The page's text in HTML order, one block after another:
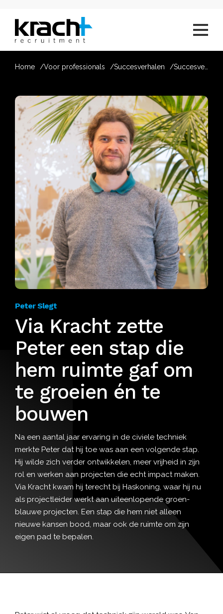
Home Voor professionals Succesverhalen
Peter Slegt
Via Kracht zette
Peter een stap die
hem ruimte gaf om
te groeien én te
bouwen
Na een aantal jaar ervaring in de civiele techniek
merkte Peter dat hij toe was aan een volgende stap.
Hij wilde zich verder ontwikkelen, meer vrijheid in zijn
rol en werken aan projecten die echt impact maken.
Via Kracht kwam hij terecht bij Haskoning, waar hij nu
als projectleider werkt aan uiteenlopende groen-
blauwe projecten. Een stap die hem niet alleen
nieuwe kansen bood, maar ook de ruimte om zijn
eigen pad te bepalen.